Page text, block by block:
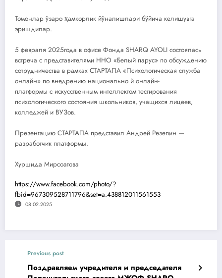
Томонлар ўзаро ҳамкорлик йўналишлари бўйича келишувга
эришдилар.
5 февраля 2025года в офисе Фонда SHARQ AYOLI состоялась
встреча с представителями ННО «Белый парус» по обсуждению
сотрудничества в рамках СТАРТАПА «Психологическая служба
онлайн» по внедрению национально й онлайн-
платформы с искусственным интеллектом тестирования
психологического состояния школьников, учащихся лицеев,
колледжей и ВУЗов.
Презентацию СТАРТАПА представил Андрей Резепин —
разработчик платформы.
Хуршида Мирсоатова
https://www.facebook.com/photo/?
fbid=967309528711796&set=a.438812011561553
08.02.2025
Previous post
Поздравляем учредителя и председателя